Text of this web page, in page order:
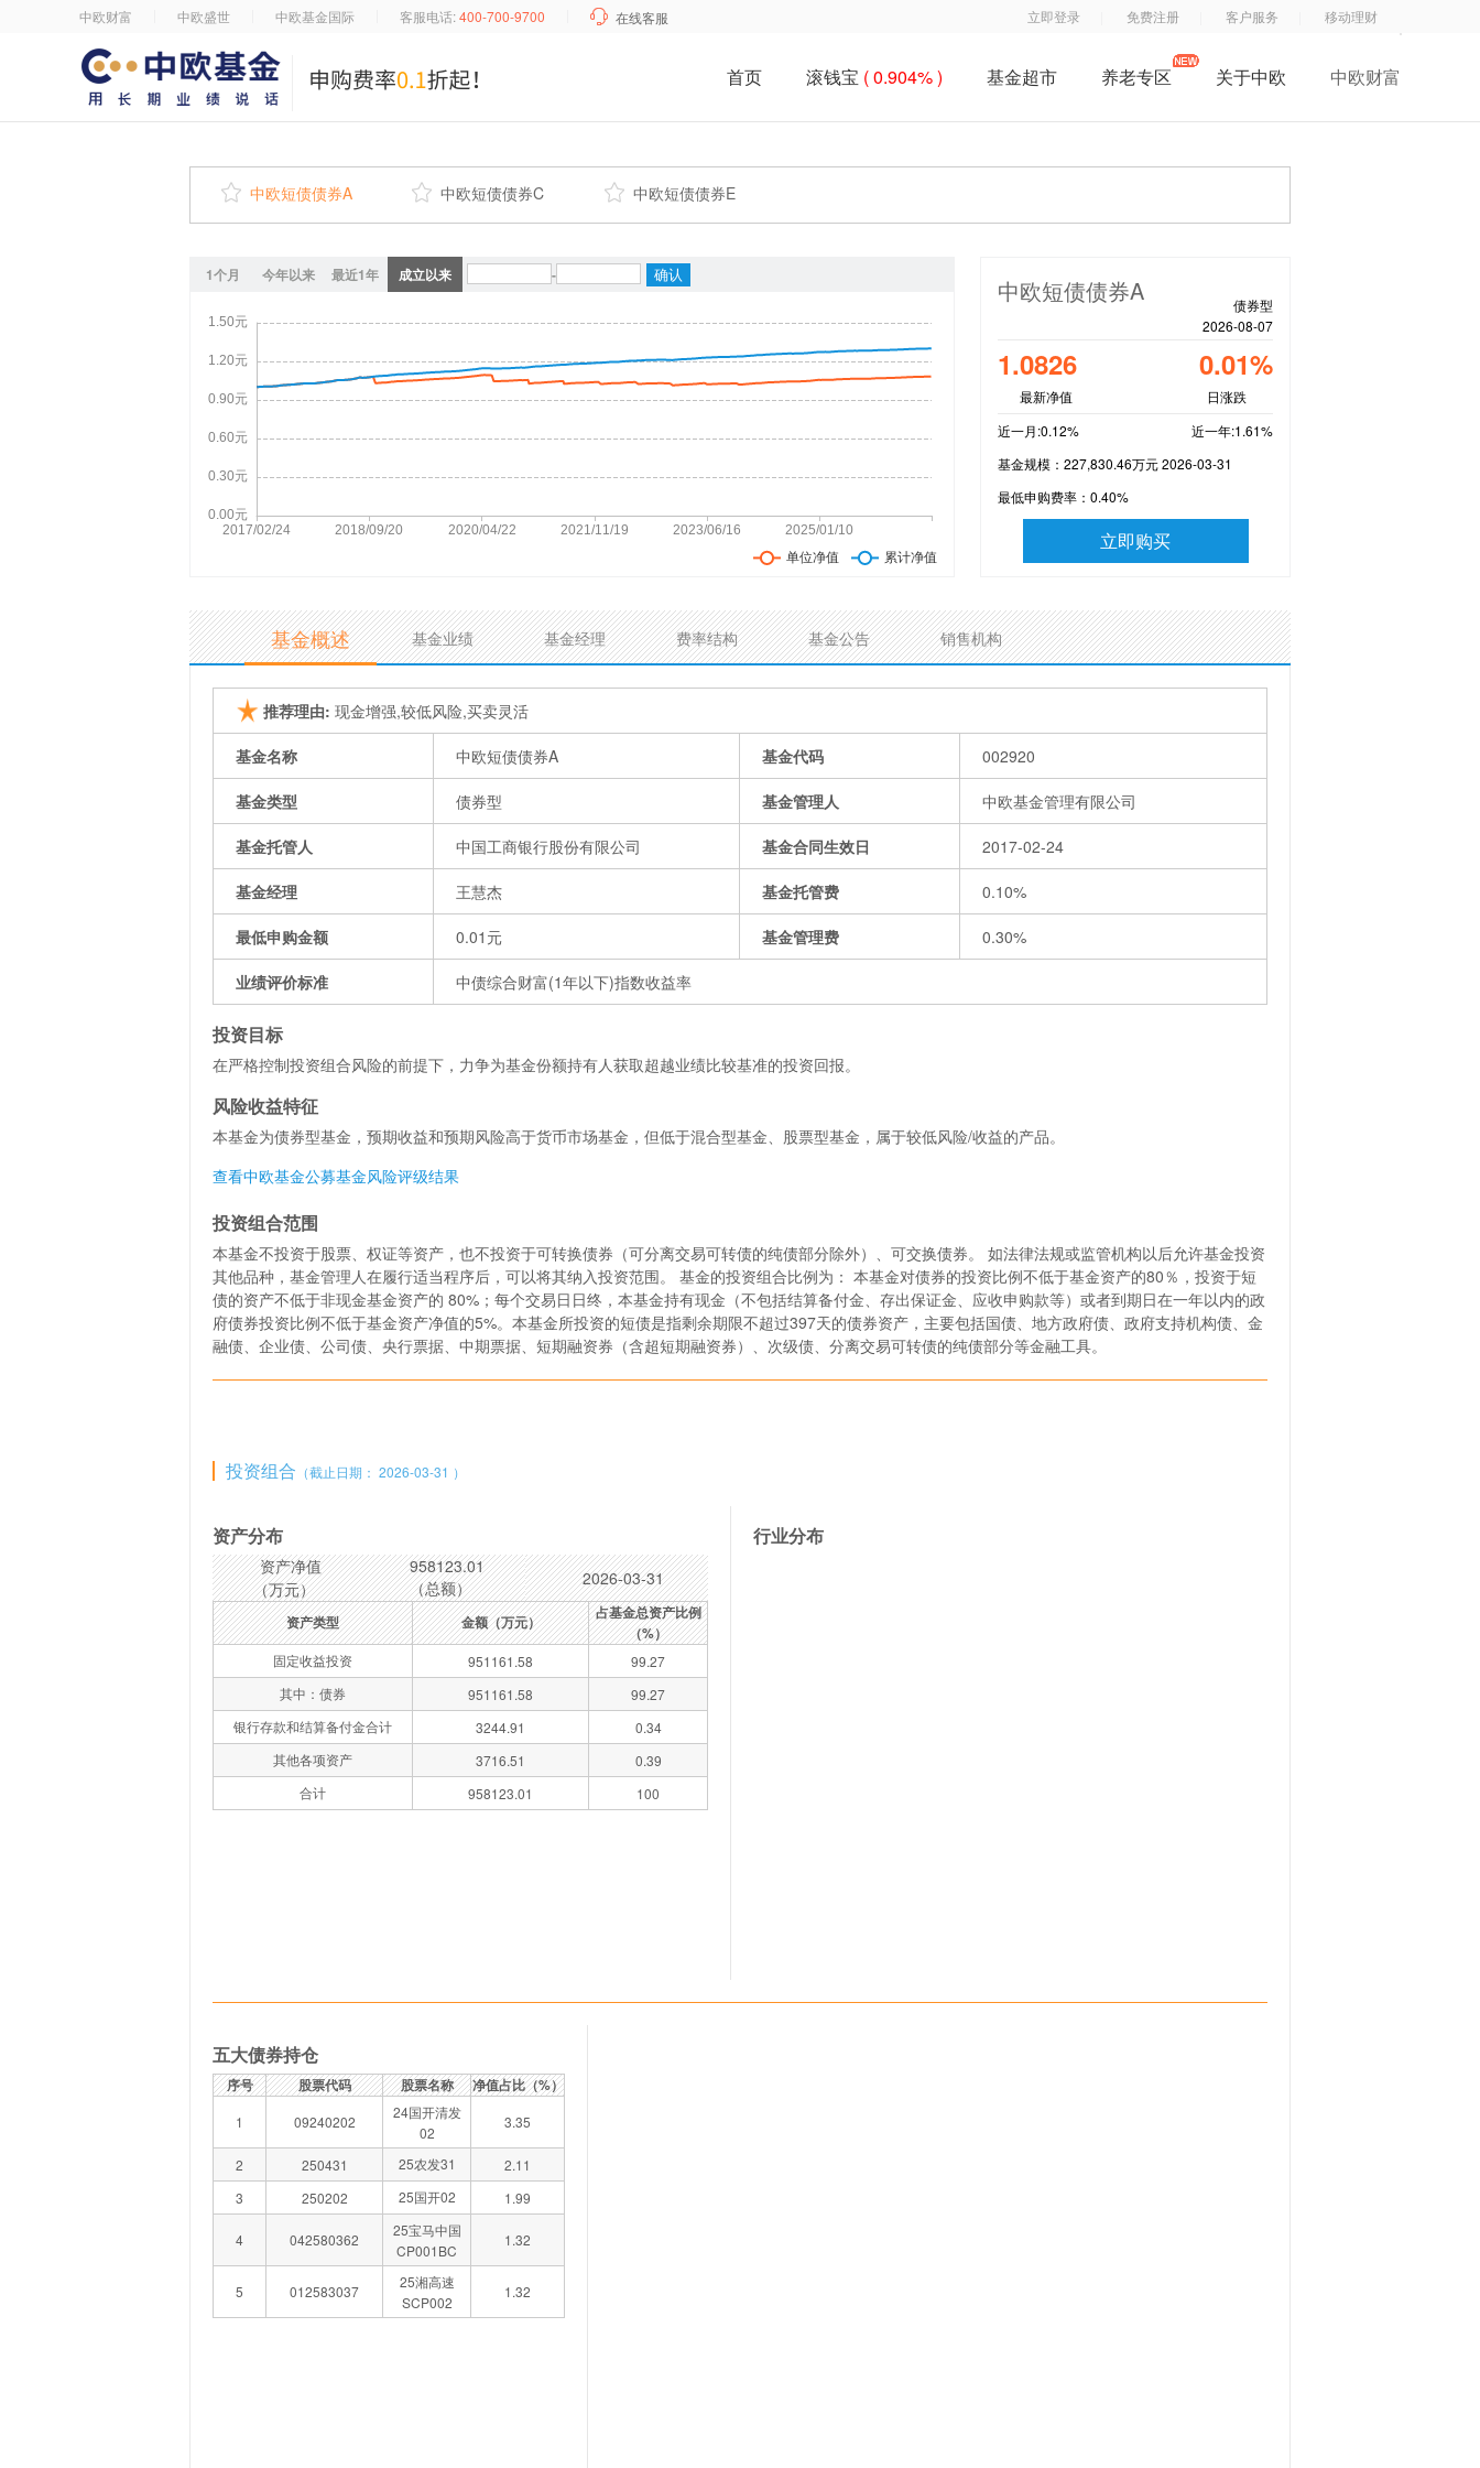
中欧财富 中欧盛世 中欧基金国际 客服电话:400-700-9700  在线客服 立即登录 免费注册 客户服务 移动理财
首页 滚钱宝 ( 0.904% ) 基金超市 养老专区 关于中欧
中欧子公司
中欧财富
 中欧短债债券A  中欧短债债券C  中欧短债债券E
1个月 今年以来 最近1年 成立以来 - 中欧短债债券A
债券型
2026-08-07
1.0826 0.01%
最新净值
日涨跌
近一月:0.12%
近一年:1.61%
基金规模：227,830.46万元 2026-03-31
最低申购费率： 0.40%
立即购买
基金概述 基金业绩 基金经理 费率结构 基金公告 销售机构
推荐理由: 现金增强,较低风险,买卖灵活
基金名称 中欧短债债券A 基金代码 002920
基金类型 债券型 基金管理人 中欧基金管理有限公司
基金托管人 中国工商银行股份有限公司 基金合同生效日 2017-02-24
基金经理 王慧杰 基金托管费 0.10%
最低申购金额 0.01元 基金管理费 0.30%
业绩评价标准 中债综合财富(1年以下)指数收益率
投资目标
在严格控制投资组合风险的前提下，力争为基金份额持有人获取超越业绩比较基准的投资回报。
风险收益特征
本基金为债券型基金，预期收益和预期风险高于货币市场基金，但低于混合型基金、股票型基金，属于较低风险/收益的产品。
查看中欧基金公募基金风险评级结果
投资组合范围
本基金不投资于股票、权证等资产，也不投资于可转换债券（可分离交易可转债的纯债部分除外）、可交换债券。 如法律法规或监管机构以后允许基金投资
其他品种，基金管理人在履行适当程序后，可以将其纳入投资范围。 基金的投资组合比例为： 本基金对债券的投资比例不低于基金资产的80％，投资于短
债的资产不低于非现金基金资产的 80%；每个交易日日终，本基金持有现金（不包括结算备付金、存出保证金、应收申购款等）或者到期日在一年以内的政
府债券投资比例不低于基金资产净值的5%。本基金所投资的短债是指剩余期限不超过397天的债券资产，主要包括国债、地方政府债、政府支持机构债、金
融债、企业债、公司债、央行票据、中期票据、短期融资券（含超短期融资券）、次级债、分离交易可转债的纯债部分等金融工具。
投资组合 （截止日期： 2026-03-31 ）
资产分布
资产净值
（万元）
958123.01
（总额）
2026-03-31
资产类型 金额（万元）
占基金总资产比例
（%）
固定收益投资 951161.58
99.27
其中：债券
951161.58
99.27
银行存款和结算备付金合计
3244.91
0.34
其他各项资产
3716.51
0.39
合计
958123.01 100
行业分布
五大债券持仓
序号 股票代码 股票名称 净值占比（%）
1 09240202
24国开清发
02
3.35
2 250431 25农发31
2.11
3
250202 25国开02 1.99
4 042580362
25宝马中国
CP001BC
1.32
5 012583037
25湘高速
SCP002
1.32